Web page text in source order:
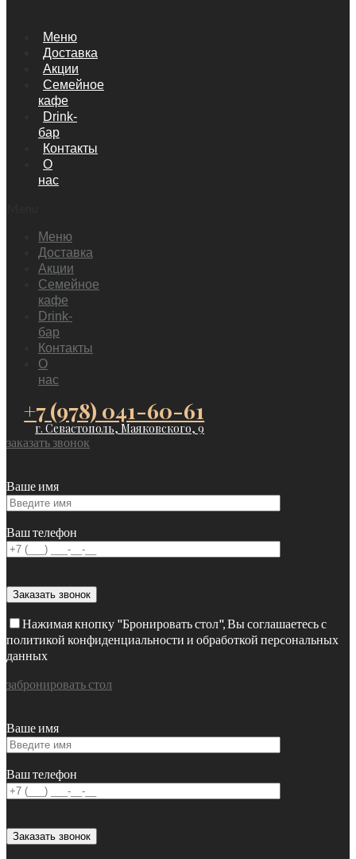
Меню
Доставка
Акции
Семейное
кафе
Drink-
бар
Контакты
О
нас
Меню
Доставка
Акции
Семейное
кафе
Drink-
бар
Контакты
О
нас
+7 (978) 041-60-61
г. Севастополь, Маяковского, 9
заказать звонок
Ваше имя
Ваш телефон
Нажимая кнопку "Бронировать стол", Вы соглашаетесь с
политикой конфиденциальности и обработкой персональных
данных
забронировать стол
Ваше имя
Ваш телефон